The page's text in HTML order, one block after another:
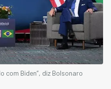
com Biden”, diz Bolsonaro